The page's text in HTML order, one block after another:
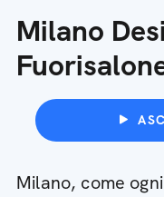
Milano
Milano, come